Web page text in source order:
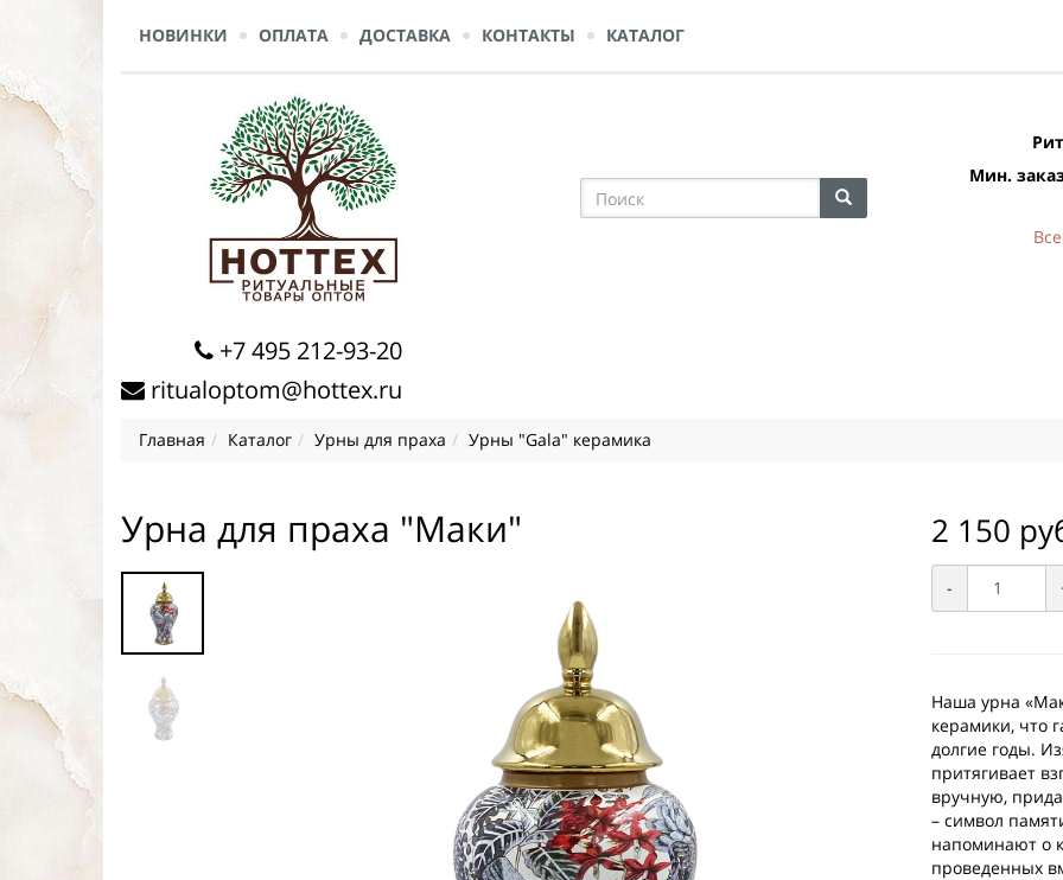
НОВИНКИ ОПЛАТА ДОСТАВКА КОНТАКТЫ КАТАЛОГ
Мин.
+7 495 212-93-20
ritualoptom@hottex.ru
Главная Каталог Урны для праха Урны "Gala" керамика
Урна для праха "Маки" 2 150
-
Наша урна
керамики, что
долгие годы.
притягивает
вручную,
– символ
напоминают о
проведенных